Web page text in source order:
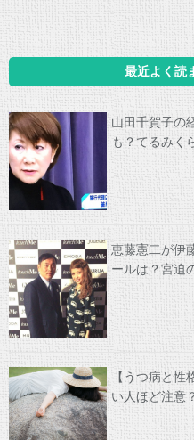
最近よく読
山田千賀子の
も？てるみく
恵藤憲二が伊
ールは？宮迫
【うつ病と性
い人ほど注意